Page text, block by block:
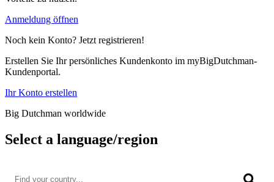
Anmeldung öffnen
Noch kein Konto? Jetzt registrieren!
Erstellen Sie Ihr persönliches Kundenkonto im myBigDutchman-
Kundenportal.
Ihr Konto erstellen
Big Dutchman worldwide
Select a language/region